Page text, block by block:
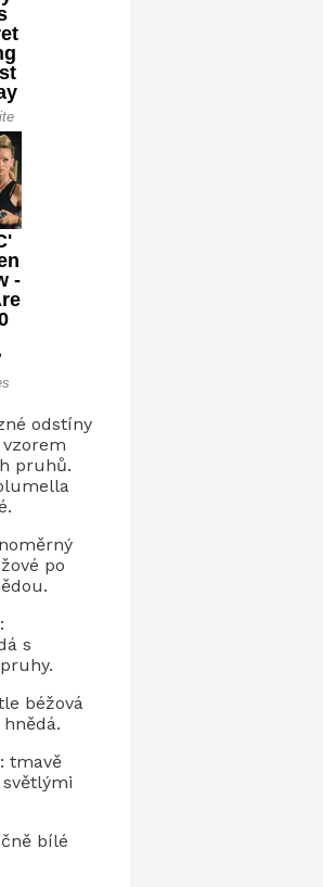
odstíny
pruhů.
po
s
béžová
tmavě
bílé